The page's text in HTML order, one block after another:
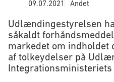
09.07.2021 Andet
Udlændingestyrelsen
såkaldt
markedet om indholdet
af tolkeydelser på
Integrationsministeriets